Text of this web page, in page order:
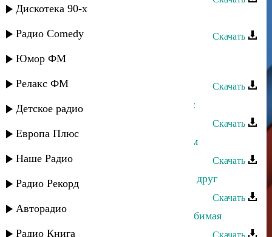
Дискотека 90-х
Радио Comedy
Юмор ФМ
Релакс ФМ
Детское радио
Европа Плюс
Наше Радио
Радио Рекорд
Авторадио
Радио Книга
Скачать
Назир Джамалудинов - Не любить
невозможно
Скачать
Назир Джамалудинов - Суб Саркас
Скачать
Назир Джамалудинов - Кез берелем
Скачать
Назир Джамалудинов - Скажи мой друг
Скачать
Назир Джамалудинов - Отчего, любимая
Скачать